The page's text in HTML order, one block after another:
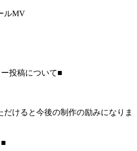
ルMV
投稿について■
だけると今後の制作の励みになりま